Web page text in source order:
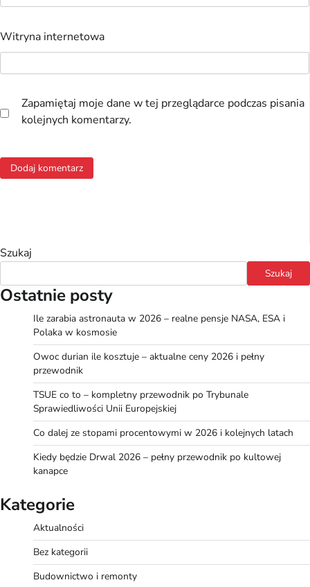
Witryna internetowa
Zapamiętaj moje dane w tej przeglądarce podczas pisania
kolejnych komentarzy.
Szukaj
Szukaj
Ostatnie posty
Ile zarabia astronauta w 2026 – realne pensje NASA, ESA i
Polaka w kosmosie
Owoc durian ile kosztuje – aktualne ceny 2026 i pełny
przewodnik
TSUE co to – kompletny przewodnik po Trybunale
Sprawiedliwości Unii Europejskiej
Co dalej ze stopami procentowymi w 2026 i kolejnych latach
Kiedy będzie Drwal 2026 – pełny przewodnik po kultowej
kanapce
Kategorie
Aktualności
Bez kategorii
Budownictwo i remonty